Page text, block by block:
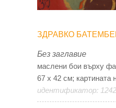
ЗДРАВКО
Без заглавие
маслени бои върху
67 х 42 см; картината
идентификатор: